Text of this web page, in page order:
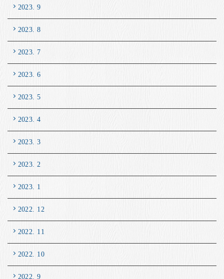
2023. 9
2023. 8
2023. 7
2023. 6
2023. 5
2023. 4
2023. 3
2023. 2
2023. 1
2022. 12
2022. 11
2022. 10
2022. 9